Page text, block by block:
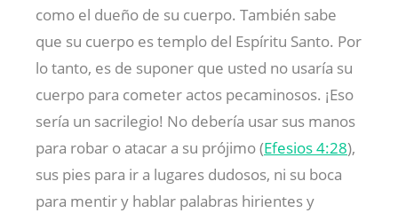
como el dueño de su cuerpo. También sabe
que su cuerpo es templo del Espíritu Santo. Por
lo tanto, es de suponer que usted no usaría su
cuerpo para cometer actos pecaminosos. ¡Eso
sería un sacrilegio! No debería usar sus manos
para robar o atacar a su prójimo (Efesios 4:28),
sus pies para ir a lugares dudosos, ni su boca
para mentir y hablar palabras hirientes y